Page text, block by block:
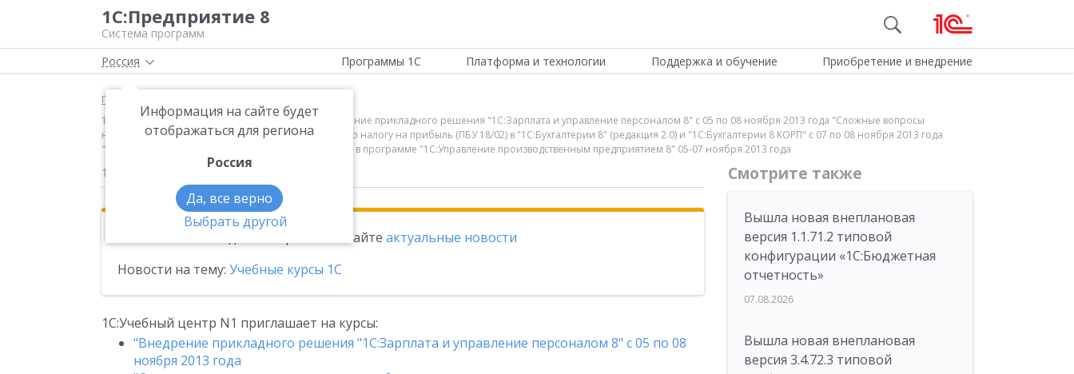
1С:Предприятие 8
Система программ
Россия
Информация на сайте будет
отображаться для региона
Россия
Да, все верно
Выбрать другой
Программы 1С Платформа и технологии Поддержка и обучение Приобретение и внедрение
Главная
1С:Учебный центр N1 приглашает на курсы: "Внедрение прикладного решения "1С:Зарплата и управление персоналом 8" с 05 по 08 ноября 2013 года "Сложные вопросы
налогового учета и бухгалтерского учета расчетов по налогу на прибыль (ПБУ 18/02) в "1С:Бухгалтерии 8" (редакция 2.0) и "1С:Бухгалтерии 8 КОРП" с 07 по 08 ноября 2013 года
"Бюджетирование производственного предприятия в программе "1С:Управление производственным предприятием 8" 05-07 ноября 2013 года
11.10.2013
Эта новость находится в архиве. Читайте актуальные новости
Новости на тему: Учебные курсы 1С
1С:Учебный центр N1 приглашает на курсы:
"Внедрение прикладного решения "1С:Зарплата и управление персоналом 8" с 05 по 08
ноября 2013 года
Смотрите также
Вышла новая внеплановая
версия 1.1.71.2 типовой
конфигурации «1C:Бюджетная
отчетность»
07.08.2026
Вышла новая внеплановая
версия 3.4.72.3 типовой